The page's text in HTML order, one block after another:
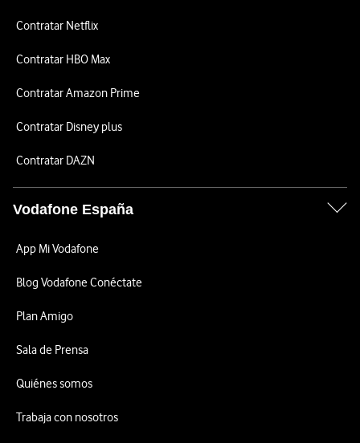
Contratar Netflix
Contratar HBO Max
Contratar Amazon Prime
Contratar Disney plus
Contratar DAZN
Vodafone España
App Mi Vodafone
Blog Vodafone Conéctate
Plan Amigo
Sala de Prensa
Quiénes somos
Trabaja con nosotros